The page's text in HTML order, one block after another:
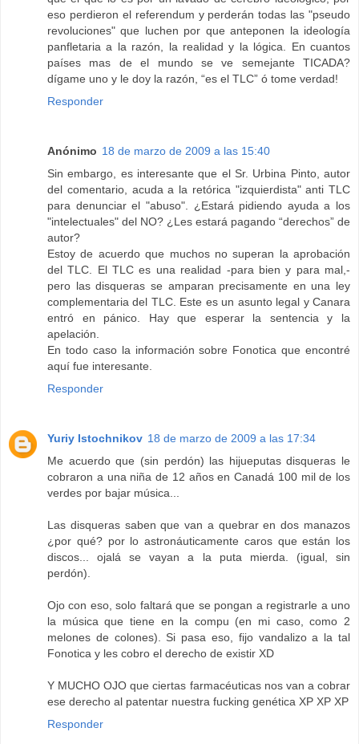
eso perdieron el referendum y perderán todas las "pseudo
revoluciones" que luchen por que anteponen la ideología
panfletaria a la razón, la realidad y la lógica. En cuantos
países mas de el mundo se ve semejante TICADA?
dígame uno y le doy la razón, “es el TLC” ó tome verdad!
Responder
Anónimo 18 de marzo de 2009 a las 15:40
Sin embargo, es interesante que el Sr. Urbina Pinto, autor
del comentario, acuda a la retórica "izquierdista" anti TLC
para denunciar el "abuso". ¿Estará pidiendo ayuda a los
"intelectuales" del NO? ¿Les estará pagando “derechos” de
autor?
Estoy de acuerdo que muchos no superan la aprobación
del TLC. El TLC es una realidad -para bien y para mal,-
pero las disqueras se amparan precisamente en una ley
complementaria del TLC. Este es un asunto legal y Canara
entró en pánico. Hay que esperar la sentencia y la
apelación.
En todo caso la información sobre Fonotica que encontré
aquí fue interesante.
Responder
Yuriy Istochnikov 18 de marzo de 2009 a las 17:34
Me acuerdo que (sin perdón) las hijueputas disqueras le
cobraron a una niña de 12 años en Canadá 100 mil de los
verdes por bajar música...
Las disqueras saben que van a quebrar en dos manazos
¿por qué? por lo astronáuticamente caros que están los
discos... ojalá se vayan a la puta mierda. (igual, sin
perdón).
Ojo con eso, solo faltará que se pongan a registrarle a uno
la música que tiene en la compu (en mi caso, como 2
melones de colones). Si pasa eso, fijo vandalizo a la tal
Fonotica y les cobro el derecho de existir XD
Y MUCHO OJO que ciertas farmacéuticas nos van a cobrar
ese derecho al patentar nuestra fucking genética XP XP XP
Responder